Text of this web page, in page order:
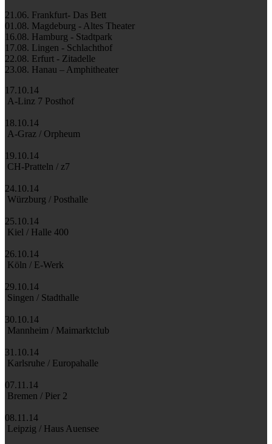
21.06. Frankfurt- Das Bett
01.08. Magdeburg - Altes Theater
16.08. Hamburg - Stadtpark
17.08. Lingen - Schlachthof
22.08. Erfurt - Zitadelle
23.08. Hanau – Amphitheater
17.10.14
A-Linz 7 Posthof
18.10.14
A-Graz / Orpheum
19.10.14
CH-Pratteln / z7
24.10.14
Würzburg / Posthalle
25.10.14
Kiel / Halle 400
26.10.14
Köln / E-Werk
29.10.14
Singen / Stadthalle
30.10.14
Mannheim / Maimarktclub
31.10.14
Karlsruhe / Europahalle
07.11.14
Bremen / Pier 2
08.11.14
Leipzig / Haus Auensee